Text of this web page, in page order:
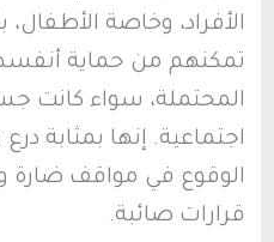
الأفراد، وخاصة الأطفال،
تمكنهم من حماية
المحتملة، سواء كانت
اجتماعية. إنها بمثابة
الوقوع في مواقف ضارة
قرارات صائبة.